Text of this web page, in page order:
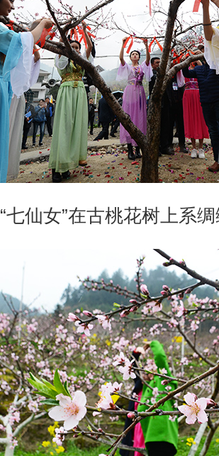
“七仙女”在古桃花树上系